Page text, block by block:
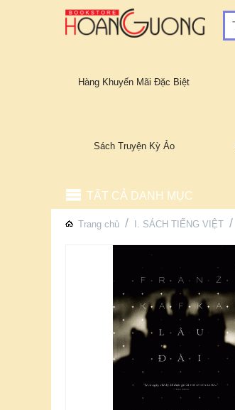
Hàng Khuyến Mãi Đặc Biệt
Sách Truyện Kỳ Ảo
TẤT CẢ DANH MỤC
Trang chủ / I. SÁCH TIẾNG VIỆT /